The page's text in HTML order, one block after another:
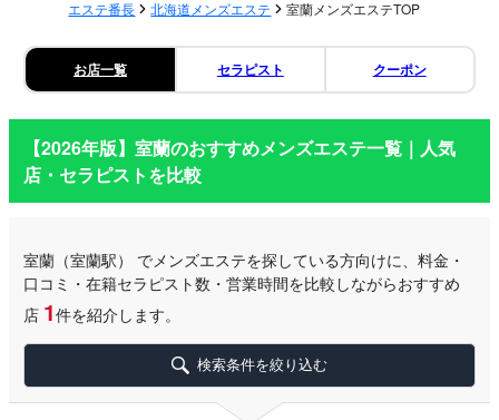
エステ番長 北海道メンズエステ 室蘭メンズエステTOP
お店一覧 セラピスト クーポン
【2026年版】室蘭のおすすめメンズエステ一覧｜人気
店・セラピストを比較
室蘭 （室蘭駅）
でメンズエステを探している方向けに、料金・
口コミ・在籍セラピスト数・営業時間を比較しながらおすすめ
店 1件を紹介します。
検索条件を絞り込む